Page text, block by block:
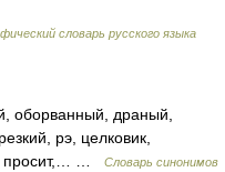
словарь русского языка
оборванный, драный,
рэ, целковик,
просит,… …
Словарь синонимов